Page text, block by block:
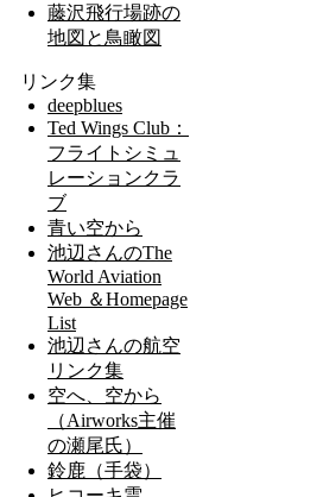
藤沢飛行場跡の
地図と鳥瞰図
リンク集
deepblues
Ted Wings Club：
フライトシミュ
レーションクラ
ブ
青い空から
池辺さんのThe
World Aviation
Web ＆Homepage
List
池辺さんの航空
リンク集
空へ、空から
（Airworks主催
の瀬尾氏）
鈴鹿（手袋）